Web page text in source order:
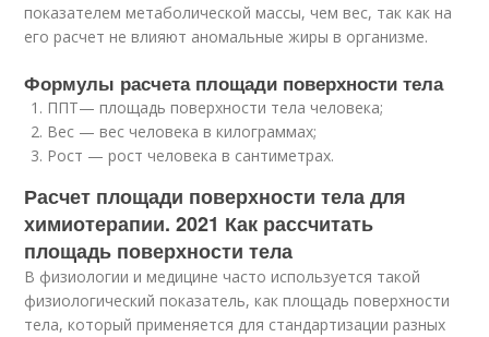
показателем метаболической массы, чем вес, так как на
его расчет не влияют аномальные жиры в организме.
Формулы расчета площади поверхности тела
ППТ— площадь поверхности тела человека;
Вес — вес человека в килограммах;
Рост — рост человека в сантиметрах.
Расчет площади поверхности тела для
химиотерапии. 2021 Как рассчитать
площадь поверхности тела
В физиологии и медицине часто используется такой
физиологический показатель, как площадь поверхности
тела, который применяется для стандартизации разных